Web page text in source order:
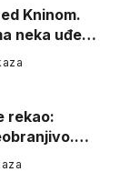
neka uđe,
g…
rekao: